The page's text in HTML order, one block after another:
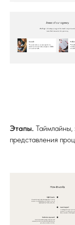
Этапы. Таймлайны,
представления